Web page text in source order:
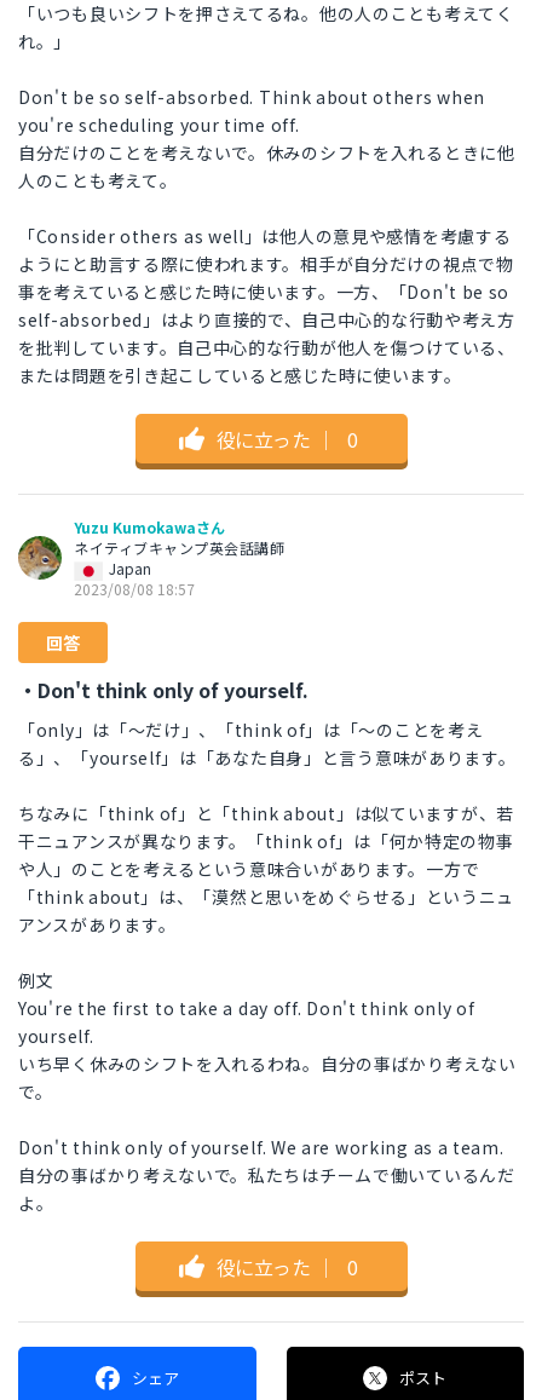
「いつも良いシフトを押さえてるね。他の人のことも考えてく
れ。」
Don't be so self-absorbed. Think about others when
you're scheduling your time off.
自分だけのことを考えないで。休みのシフトを入れるときに他
人のことも考えて。
「Consider others as well」は他人の意見や感情を考慮する
ようにと助言する際に使われます。相手が自分だけの視点で物
事を考えていると感じた時に使います。一方、「Don't be so
self-absorbed」はより直接的で、自己中心的な行動や考え方
を批判しています。自己中心的な行動が他人を傷つけている、
または問題を引き起こしていると感じた時に使います。
役に立った ｜ 0
Yuzu Kumokawaさん
ネイティブキャンプ英会話講師
Japan
2023/08/08 18:57
回答
・Don't think only of yourself.
「only」は「～だけ」、「think of」は「～のことを考え
る」、「yourself」は「あなた自身」と言う意味があります。
ちなみに「think of」と「think about」は似ていますが、若
干ニュアンスが異なります。「think of」は「何か特定の物事
や人」のことを考えるという意味合いがあります。一方で
「think about」は、「漠然と思いをめぐらせる」というニュ
アンスがあります。
例文
You're the first to take a day off. Don't think only of
yourself.
いち早く休みのシフトを入れるわね。自分の事ばかり考えない
で。
Don't think only of yourself. We are working as a team.
自分の事ばかり考えないで。私たちはチームで働いているんだ
よ。
役に立った ｜ 0
シェア ポスト